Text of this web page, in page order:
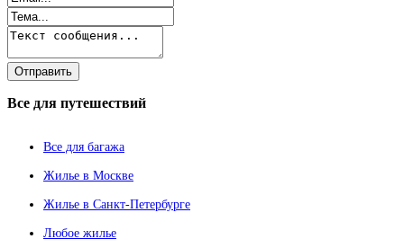
Все для путешествий
Все для багажа
Жилье в Москве
Жилье в Санкт-Петербурге
Любое жилье